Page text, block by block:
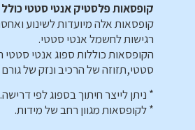
קופסאות פלסטיק אנטי סטטי כולל
קופסאות אלה מיועדות לשינוע
רגישות לחשמל אנטי סטטי.
הקופסאות כוללות ספוג אנטי
סטטי,תזוזה של הרכיב ונזק של גורם
* ניתן לייצר חיתוך בספוג לפי דרישה.
* לקופסאות מגוון רחב של מידות.